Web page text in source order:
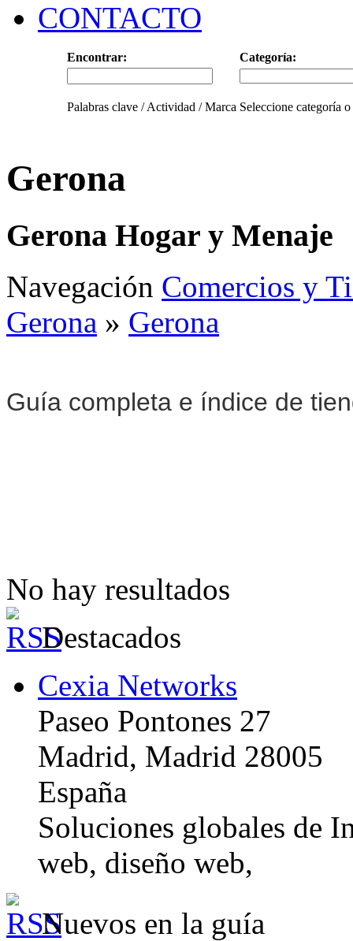
CONTACTO
Encontrar: Categoría:
Palabras clave / Actividad / Marca Seleccione categoría
Gerona
Gerona Hogar y Menaje
Navegación Comercios y
Gerona » Gerona
Guía completa e índice de
No hay resultados
Destacados
Cexia Networks
Paseo Pontones 27
Madrid, Madrid 28005
España
Soluciones globales de
web, diseño web,
Nuevos en la guía